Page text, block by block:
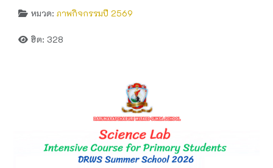
หมวด: ภาพกิจกรรมปี 2569
ฮิต: 328